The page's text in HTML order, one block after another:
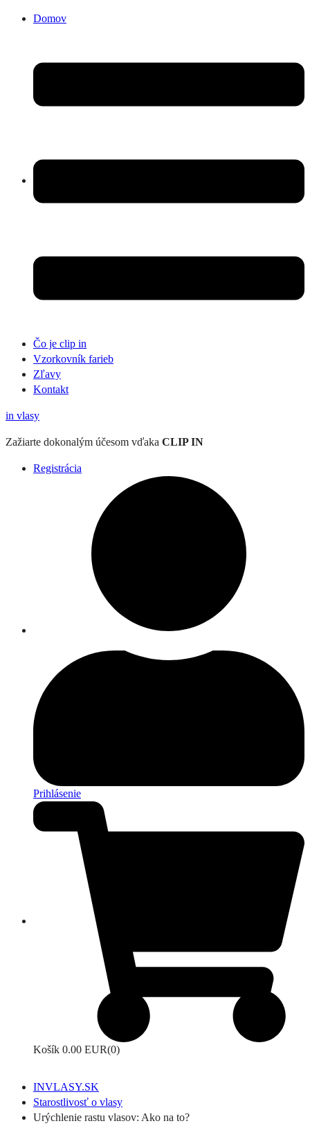
Domov
Čo je clip in
Vzorkovník farieb
Zľavy
Kontakt
in vlasy
Zažiarte dokonalým účesom vďaka CLIP IN
Registrácia
Prihlásenie
Košík 0.00 EUR(0)
INVLASY.SK
Starostlivosť o vlasy
Urýchlenie rastu vlasov: Ako na to?